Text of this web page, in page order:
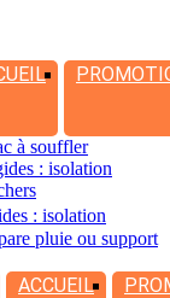
à souffler
: isolation
: isolation
pluie ou support
ACCUEIL